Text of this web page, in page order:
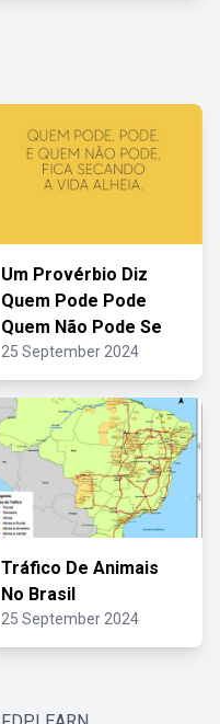
Um Provérbio Diz
Quem Pode Pode
Quem Não Pode Se
25 September 2024
Tráfico De Animais
No Brasil
25 September 2024